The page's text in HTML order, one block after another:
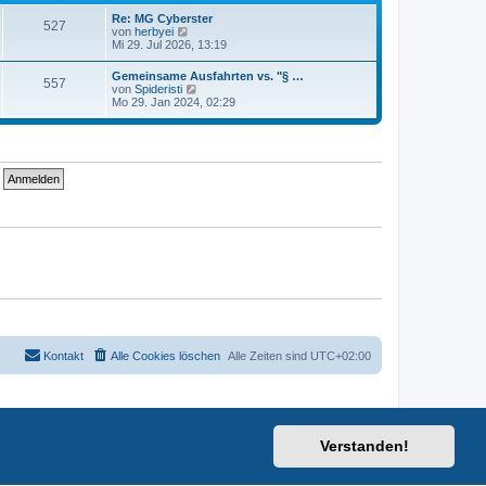
Verstanden!
i
t
a
g
e
r
B
e
i
t
a
g
527
Re: MG Cyberster
von herbyei
e
e
s
t
e
r
i
Mi 29. Jul 2026, 13:19
557
Gemeinsame Ausfahrten vs. "§ …
von Spideristi
e
e
e
t
Mo 29. Jan 2024, 02:29
Alle Zeiten sind UTC+02:00
Alle Cookies löschen
Kontakt